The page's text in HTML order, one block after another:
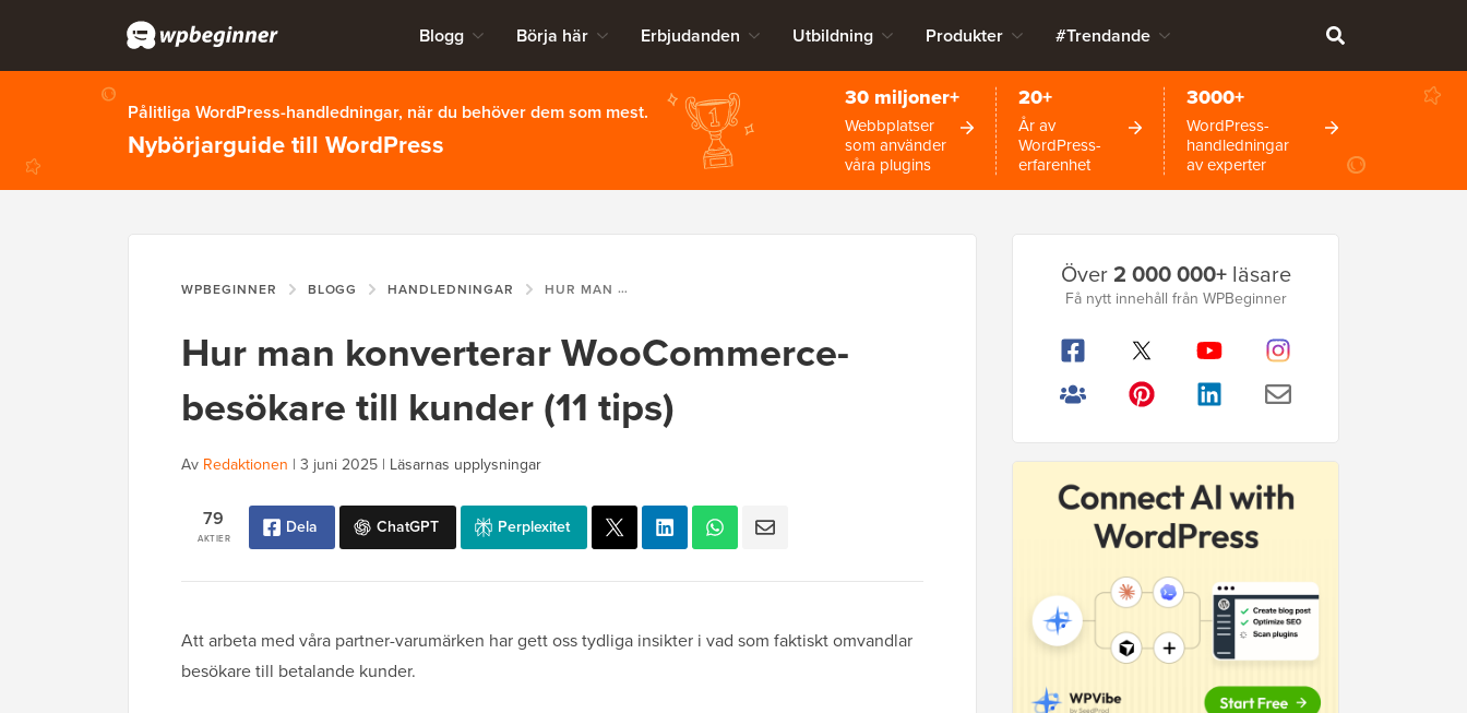
Blogg Börja här Erbjudanden Utbildning Produkter #Trendande
Pålitliga WordPress-handledningar, när du behöver dem som mest.
Nybörjarguide till WordPress
30 miljoner+
Webbplatser
som använder
våra plugins
20+
År av
WordPress-
erfarenhet
3000+
WordPress-
handledningar
av experter
WPBEGINNER BLOGG HANDLEDNINGAR HUR MAN KONVERTERAR WOOCOMMERCE-BESÖKARE TILL KUNDER (11 TIPS)
Hur man konverterar WooCommerce-
besökare till kunder (11 tips)
Av Redaktionen | 3 juni 2025 | Läsarnas upplysningar
AKTIER
79 Dela ChatGPT Perplexitet
Att arbeta med våra partner-varumärken har gett oss tydliga insikter i vad som faktiskt omvandlar
besökare till betalande kunder.
Primär
sidofält
Över2 000 000+läsare
Få nytt innehåll från WPBeginner